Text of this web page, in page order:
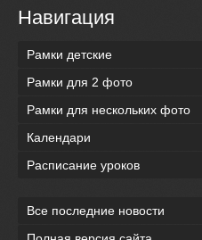
Навигация
Рамки детские
Рамки для 2 фото
Рамки для нескольких фото
Календари
Расписание уроков
Все последние новости